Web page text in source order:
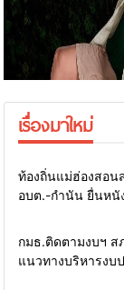
เรื่องมาใหม่
ท้องถิ่นแม่ฮ่องสอน
อบต.-กำนัน ยื่นหนั
กมธ.ติดตามงบฯ ส
แนวทางบริหารง